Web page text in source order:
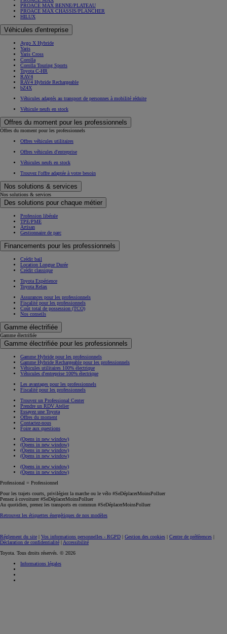
PROACE MAX BENNE/PLATEAU
PROACE MAX CHASSIS/PLANCHER
HILUX
Véhicules d'entreprise
Aygo X Hybride
Yaris
Yaris Cross
Corolla
Corolla Touring Sports
Toyota C-HR
RAV4
RAV4 Hybride Rechargeable
bZ4X
Véhicules adaptés au transport de personnes à mobilité réduite
Véhicule neufs en stock
Offres du moment pour les professionnels
Offres du moment pour les professionnels
Offres véhicules utilitaires
Offres véhicules d'entreprise
Véhicules neufs en stock
Trouvez l'offre adaptée à votre besoin
Nos solutions & services
Nos solutions & services
Des solutions pour chaque métier
Profession libérale
TPE/PME
Artisan
Gestionnaire de parc
Financements pour les professionnels
Crédit bail
Location Longue Durée
Crédit classique
Toyota Expérience
Toyota Relax
Assurances pour les professionnels
Fiscalité pour les professionnels
Coût total de possession (TCO)
Nos conseils
Gamme électrifiée
Gamme électrifiée
Gamme électrifiée pour les professionnels
Gamme Hybride pour les professionnels
Gamme Hybride Rechargeable pour les professionnels
Véhicules utilitaires 100% électrique
Véhicules d'entreprise 100% électrique
Les avantages pour les professionnels
Fiscalité pour les professionnels
Trouvez un Professional Center
Prendre un RDV Atelier
Essayez une Toyota
Offres du moment
Contactez-nous
Foire aux questions
(Opens in new window)
(Opens in new window)
(Opens in new window)
(Opens in new window)
(Opens in new window)
(Opens in new window)
Professional = Professionnel
Pour les trajets courts, privilégiez la marche ou le vélo #SeDéplacerMoinsPolluer
Pensez à covoiturer #SeDéplacerMoinsPolluer
Au quotidien, prenez les transports en commun #SeDéplacerMoinsPolluer
Retrouvez les étiquettes énergétiques de nos modèles
Réglement du site | Vos informations personnelles - RGPD | Gestion des cookies | Centre de préférences |
Déclaration de confidentialité | Accessibilité
Toyota. Tous droits réservés. © 2026
Informations légales